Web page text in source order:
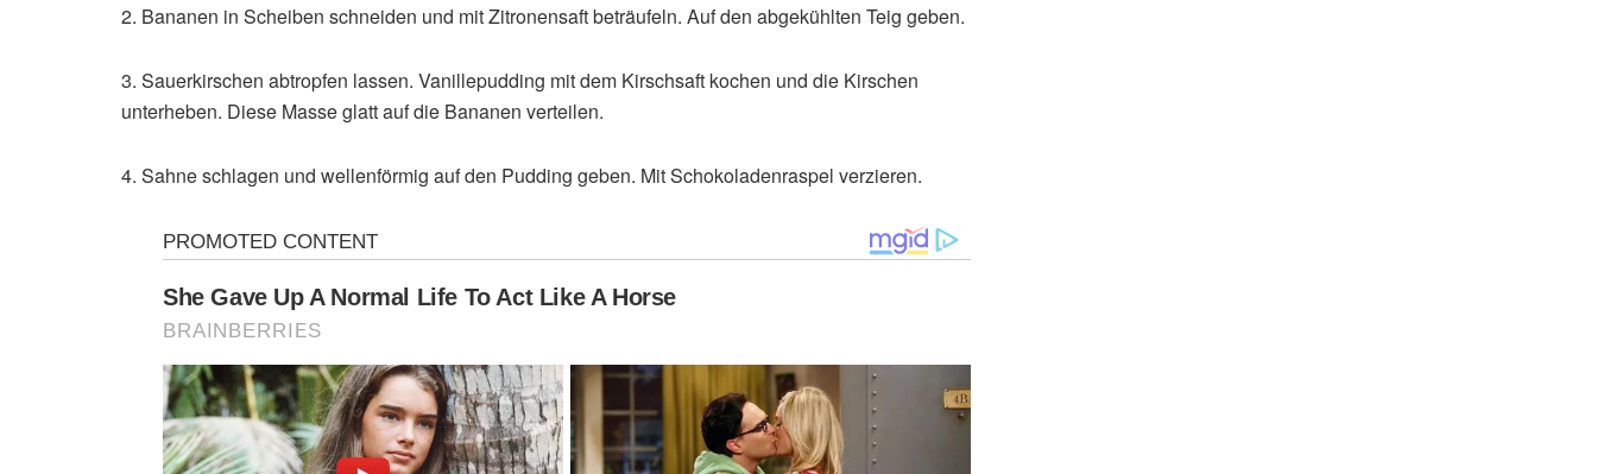
2. Bananen in Scheiben schneiden und mit Zitronensaft beträufeln. Auf den abgekühlten Teig geben.
3. Sauerkirschen abtropfen lassen. Vanillepudding mit dem Kirschsaft kochen und die Kirschen
unterheben. Diese Masse glatt auf die Bananen verteilen.
4. Sahne schlagen und wellenförmig auf den Pudding geben. Mit Schokoladenraspel verzieren.